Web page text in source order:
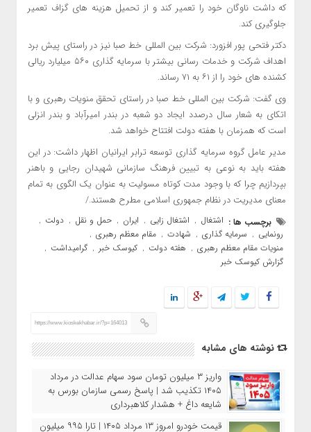
که داشت ناوگان خود را تعمیر کند و از تحمیل هزینه های گزاف تعمیر
جلوگیری کند.
دکتر فتحی پور افزورد: شرکت بین المللی خط صبا نیز در راستای پیش برد
اهداف شرکت و خدمات رسانی بیشتر با سرمایه گذاری ۵۶۰ میلیارد ریالی
کشنده های خود را از ۶۱ به ۷۱ رساند.
وی گفت: شرکت بین المللی خط صبا در راستای تحقق منویات رهبری و با
اتکای به شعار سال درصدد ایجاد دو شعبه در بندر امیرآباد و بندر انزلی
است که همزمان با هفته دولت افتتاح خواهد شد.
مدیر عامل گروه سرمایه گذاری توسعه ترابر ایرانیان اظهار داشت: در این
هفته باید به نوعی به تبیین فرهنگ سازمانی شهیدان رجایی و باهنر
بپردازیم چرا که با وجود مدت کوتاه مسولیت به عنوان یک الگوی به تمام
معنای مدیریت در نظام جمهوری اسلامی مطرح هستند./
برچسب ها : اشتغال , اشتغال زایی , ایران , حمل و نقل , دولت ,
رونمایی , سرمایه گذاری , شهادت , مقام معظم رهبری ,
منویات مقام معظم رهبری , هفته دولت , کیوسک خبر , گرامیداشت ,
گزارش کیوسک خبر
https://www.kioskekhabar.ir/?p=164013
نوشته های مشابه
واریز ۳ میلیون تومان سود سهام عدالت در مرداد
۱۴۰۵ تکذیب شد | پاسخ رسمی سازمان بورس به
شایعه داغ + هشدار کلاهبرداری
قیمت خودرو امروز ۱۳ مرداد ۱۴۰۵ | تارا ۹۹۵ میلیون